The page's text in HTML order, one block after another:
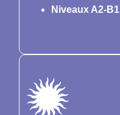
Niveaux A2-B1